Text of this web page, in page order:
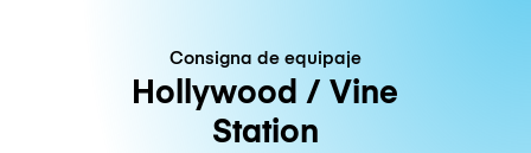
Consigna de equipaje
Hollywood / Vine
Station